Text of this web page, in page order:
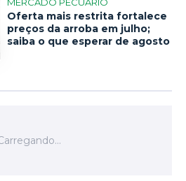
Oferta mais restrita fortalece
preços da arroba em julho;
saiba o que esperar de agosto